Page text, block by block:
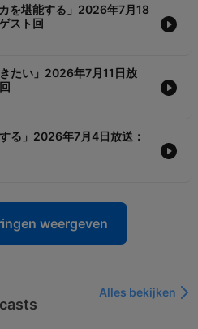
を堪能する」2026年7月18
スト回
たい」2026年7月11日放
る」2026年7月4日放送：
weergeven
Alles bekijken